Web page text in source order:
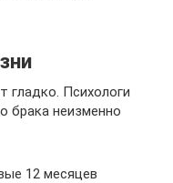
гладко. Психологи
брака неизменно
12 месяцев